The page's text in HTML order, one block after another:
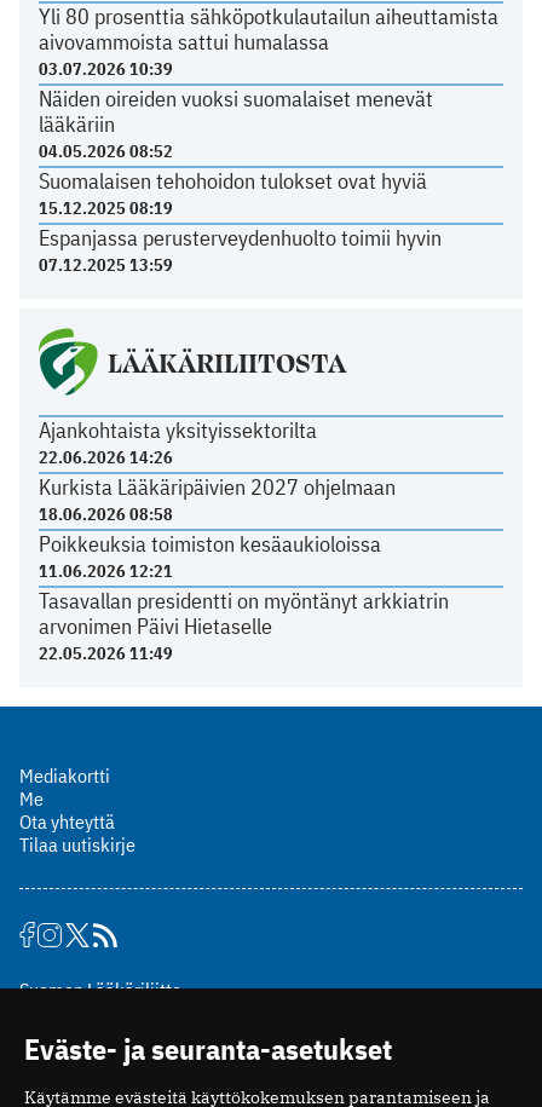
Yli 80 prosenttia sähköpotkulautailun aiheuttamista
aivovammoista sattui humalassa
03.07.2026 10:39
Näiden oireiden vuoksi suomalaiset menevät
lääkäriin
04.05.2026 08:52
Suomalaisen tehohoidon tulokset ovat hyviä
15.12.2025 08:19
Espanjassa perusterveydenhuolto toimii hyvin
07.12.2025 13:59
LÄÄKÄRILIITOSTA
Ajankohtaista yksityissektorilta
22.06.2026 14:26
Kurkista Lääkäripäivien 2027 ohjelmaan
18.06.2026 08:58
Poikkeuksia toimiston kesäaukioloissa
11.06.2026 12:21
Tasavallan presidentti on myöntänyt arkkiatrin
arvonimen Päivi Hietaselle
22.05.2026 11:49
Mediakortti
Me
Ota yhteyttä
Tilaa uutiskirje
Suomen Lääkäriliitto
00510 Helsinki
puh. (09) 393 091
toimitus@potilaanlaakarilehti.fi
Eväste- ja seuranta-asetukset
Käytämme evästeitä käyttökokemuksen parantamiseen ja